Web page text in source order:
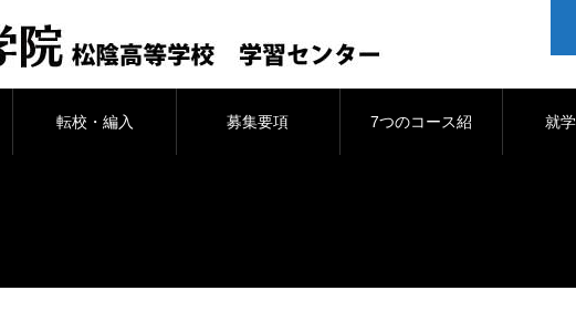
転校・編入 募集要項 7つのコース紹 就